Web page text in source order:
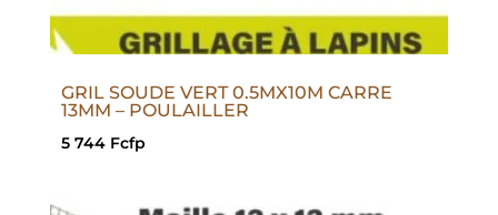
GRIL SOUDE VERT 0.5MX10M CARRE
13MM – POULAILLER
5 744 Fcfp